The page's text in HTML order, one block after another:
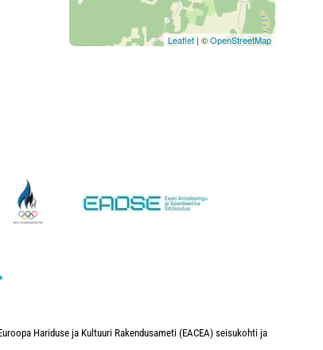
Leaflet | ©OpenStreetMap
Hariduse ja Kultuuri Rakendusameti (EACEA) seisukohti ja